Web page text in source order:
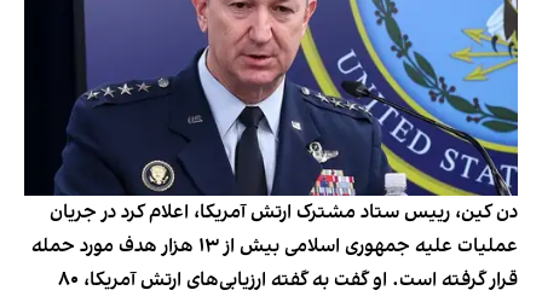
دن کین، رییس ستاد مشترک ارتش آمریکا، اعلام کرد در جریان
عملیات علیه جمهوری اسلامی بیش از ۱۳ هزار هدف مورد حمله
قرار گرفته است. او گفت به گفته ارزیابی‌های ارتش آمریکا، ۸۰